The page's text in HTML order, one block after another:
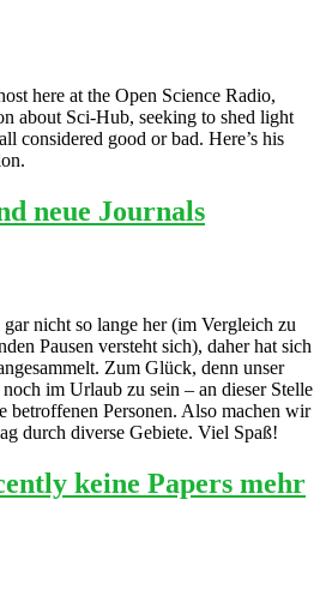
here at the Open Science Radio,
about Sci-Hub, seeking to shed light
considered good or bad. Here’s his
neue Journals
nicht so lange her (im Vergleich zu
Pausen versteht sich), daher hat sich
Zum Glück, denn unser
im Urlaub zu sein – an dieser Stelle
betroffenen Personen. Also machen wir
durch diverse Gebiete. Viel Spaß!
keine Papers mehr